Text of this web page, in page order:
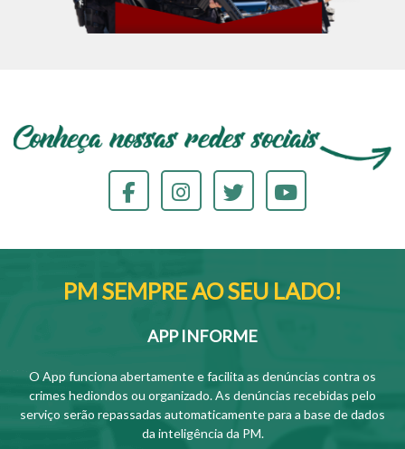
PM SEMPRE AO SEU LADO!
APP INFORME
O App funciona abertamente e facilita as denúncias contra os
crimes hediondos ou organizado. As denúncias recebidas pelo
serviço serão repassadas automaticamente para a base de dados
da inteligência da PM.